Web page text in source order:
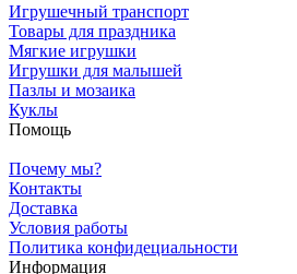
Игрушечный транспорт
Товары для праздника
Мягкие игрушки
Игрушки для малышей
Пазлы и мозаика
Куклы
Помощь
Почему мы?
Контакты
Доставка
Условия работы
Политика конфидециальности
Информация